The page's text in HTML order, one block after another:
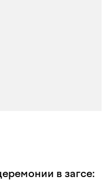
в загсе: